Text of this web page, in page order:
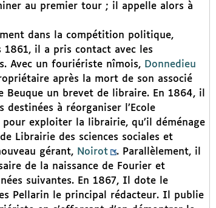
au premier tour ; il appelle alors à
dans la compétition politique,
1861, il a pris contact avec les
Avec un fouriériste nîmois, Donnedieu
après la mort de son associé
un brevet de libraire. En 1864, il
à réorganiser l’Ecole
exploiter la librairie, qu’il déménage
Librairie des sciences sociales et
gérant, Noirot
. Parallèlement, il
de la naissance de Fourier et
suivantes. En 1867, Il dote le
Pellarin le principal rédacteur. Il publie